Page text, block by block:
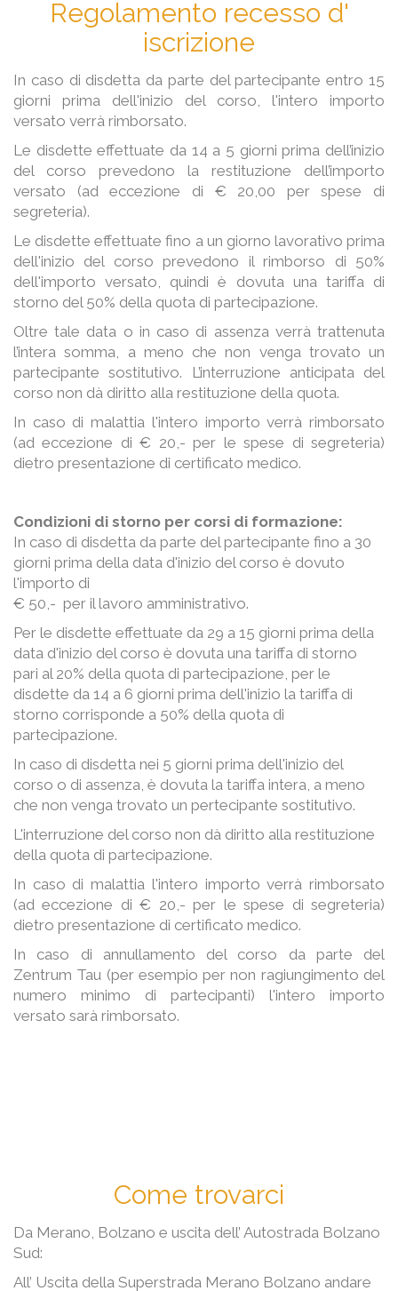
Regolamento recesso d'
iscrizione
In caso di disdetta da parte del partecipante entro 15
giorni prima dell'inizio del corso, l'intero importo
versato verrà rimborsato.
Le disdette effettuate da 14 a 5 giorni prima dell’inizio
del corso prevedono la restituzione dell’importo
versato (ad eccezione di € 20,00 per spese di
segreteria).
Le disdette effettuate fino a un giorno lavorativo prima
dell'inizio del corso prevedono il rimborso di 50%
dell'importo versato, quindi è dovuta una tariffa di
storno del 50% della quota di partecipazione.
Oltre tale data o in caso di assenza verrà trattenuta
l’intera somma, a meno che non venga trovato un
partecipante sostitutivo. L’interruzione anticipata del
corso non dà diritto alla restituzione della quota.
In caso di malattia l'intero importo verrà rimborsato
(ad eccezione di € 20,- per le spese di segreteria)
dietro presentazione di certificato medico.
Condizioni di storno per corsi di formazione:
In caso di disdetta da parte del partecipante fino a 30
giorni prima della data d'inizio del corso è dovuto
l'importo di
€ 50,- per il lavoro amministrativo.
Per le disdette effettuate da 29 a 15 giorni prima della
data d'inizio del corso è dovuta una tariffa di storno
pari al 20% della quota di partecipazione, per le
disdette da 14 a 6 giorni prima dell'inizio la tariffa di
storno corrisponde a 50% della quota di
partecipazione.
In caso di disdetta nei 5 giorni prima dell'inizio del
corso o di assenza, è dovuta la tariffa intera, a meno
che non venga trovato un pertecipante sostitutivo.
L'interruzione del corso non dà diritto alla restituzione
della quota di partecipazione.
In caso di malattia l'intero importo verrà rimborsato
(ad eccezione di € 20,- per le spese di segreteria)
dietro presentazione di certificato medico.
In caso di annullamento del corso da parte del
Zentrum Tau (per esempio per non ragiungimento del
numero minimo di partecipanti) l'intero importo
versato sarà rimborsato.
Come trovarci
Da Merano, Bolzano e uscita dell’ Autostrada Bolzano
Sud:
All’ Uscita della Superstrada Merano Bolzano andare